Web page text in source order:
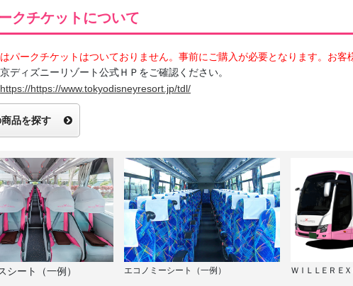
クチケットについて
パークチケットはついておりません。事前にご購入が必要となります。お客
ディズニーリゾート公式ＨＰをご確認ください。
https://https://www.tokyodisneyresort.jp/tdl/
品を探す
シート（一例） エコノミーシート（一例） ＷＩＬＬＥＲ Ｅ